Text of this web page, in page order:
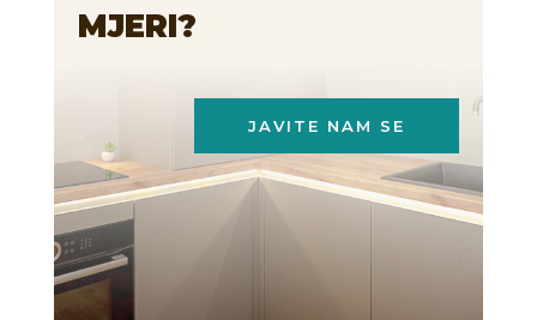
MJERI?
JAVITE NAM SE